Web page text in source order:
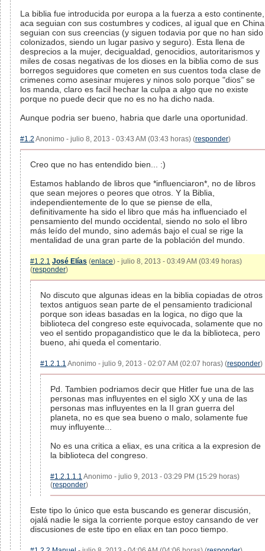
La biblia fue introducida por europa a la fuerza a esto continente,
aca seguian con sus costumbres y codices, al igual que en China
seguian con sus creencias (y siguen todavia por que no han sido
colonizados, siendo un lugar pasivo y seguro). Esta llena de
desprecios a la mujer, decigualdad, genocidios, autoritarismos y
miles de cosas negativas de los dioses en la biblia como de sus
borregos seguidores que cometen en sus cuentos toda clase de
crimenes como asesinar mujeres y ninos solo porque "dios" se
los manda, claro es facil hechar la culpa a algo que no existe
porque no puede decir que no es no ha dicho nada.
Aunque podria ser bueno, habria que darle una oportunidad.
#1.2 Anonimo - julio 8, 2013 - 03:43 AM (03:43 horas) (responder)
Creo que no has entendido bien... :)
Estamos hablando de libros que *influenciaron*, no de libros
que sean mejores o peores que otros. Y la Biblia,
independientemente de lo que se piense de ella,
definitivamente ha sido el libro que más ha influenciado el
pensamiento del mundo occidental, siendo no solo el libro
más leído del mundo, sino además bajo el cual se rige la
mentalidad de una gran parte de la población del mundo.
#1.2.1 José Elías (enlace) - julio 8, 2013 - 03:49 AM (03:49 horas)
(responder)
No discuto que algunas ideas en la biblia copiadas de otros
textos antiguos sean parte de el pensamiento tradicional
porque son ideas basadas en la logica, no digo que la
biblioteca del congreso este equivocada, solamente que no
veo el sentido propagandistico que le da la biblioteca, pero
bueno, ahi queda el comentario.
#1.2.1.1 Anonimo - julio 9, 2013 - 02:07 AM (02:07 horas) (responder)
Pd. Tambien podriamos decir que Hitler fue una de las
personas mas influyentes en el siglo XX y una de las
personas mas influyentes en la II gran guerra del
planeta, no es que sea bueno o malo, solamente fue
muy influyente...
No es una critica a eliax, es una critica a la expresion de
la biblioteca del congreso.
#1.2.1.1.1 Anonimo - julio 9, 2013 - 03:29 PM (15:29 horas)
(responder)
Este tipo lo único que esta buscando es generar discusión,
ojalá nadie le siga la corriente porque estoy cansando de ver
discusiones de este tipo en eliax en tan poco tiempo.